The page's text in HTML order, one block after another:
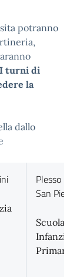
potranno
I turni di
la
dallo
Plesso
San Pietro
Scuola
Infanzia e
Primaria